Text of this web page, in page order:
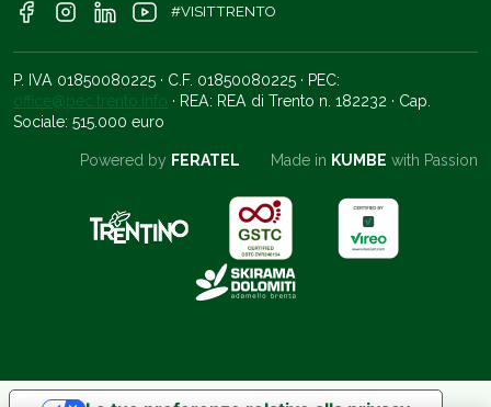
#VISITTRENTO
P. IVA 01850080225 · C.F. 01850080225 · PEC:
office@pec.trento.info · REA: REA di Trento n. 182232 · Cap.
Sociale: 515.000 euro
Powered by FERATEL Made in KUMBE with Passion